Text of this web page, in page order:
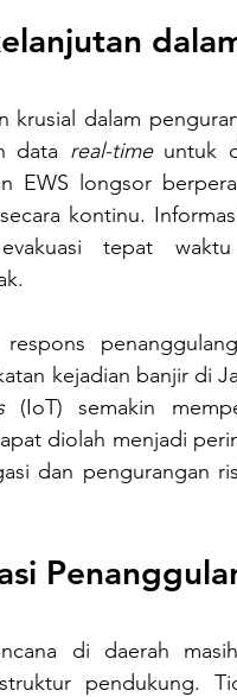
data real-time untuk
EWS longsor
kontinu.
tepat
kejadian banjir di
(IoT) semakin
dan pengurangan
pendukung.